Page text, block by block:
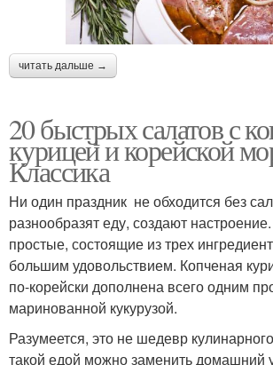
читать дальше →
20 быстрых салатов с
курицей и корейской
Классика
Ни один праздник не обходится без
разнообразят еду, создают
простые, состоящие из трех
большим удовольствием. Копченая
по-корейски дополнена всего одним
маринованной кукурузой.
Разумеется, это не шедевр
такой едой можно заменить домашний